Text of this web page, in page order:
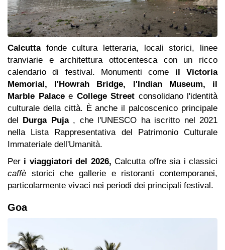
Calcuttafonde cultura letteraria, locali storici, linee
tranviarie e architettura ottocentesca con un ricco
calendario di festival. Monumenti come il Victoria
Memorial, l'Howrah Bridge, l'Indian Museum, il
Marble Palacee College Street consolidano l'identità
culturale della città. È anche il palcoscenico principale
del
Durga Puja, che l'UNESCO ha iscritto nel 2021
nella Lista Rappresentativa del Patrimonio Culturale
Immateriale dell'Umanità.
Per i viaggiatori del 2026, Calcutta offre sia i classici
caffè storici che gallerie e ristoranti contemporanei,
particolarmente vivaci nei periodi dei principali festival.
Goa